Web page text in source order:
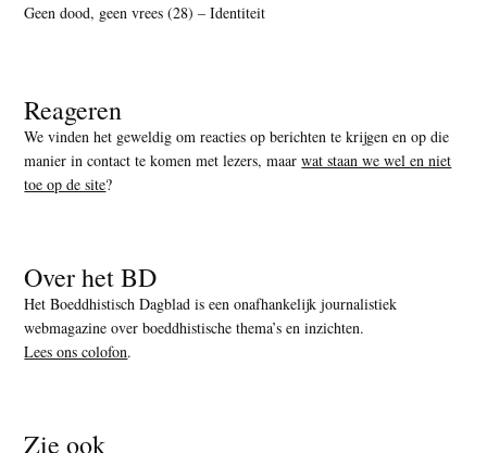
Geen dood, geen vrees (28) – Identiteit
Reageren
We vinden het geweldig om reacties op berichten te krijgen en op die
manier in contact te komen met lezers, maarwat staan we wel en niet
toe op de site?
Over het BD
Het Boeddhistisch Dagblad is een onafhankelijk journalistiek
webmagazine over boeddhistische thema’s en inzichten.
Lees ons colofon.
Zie ook